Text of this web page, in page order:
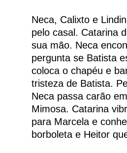
Neca, Calixto e
pelo casal. Catarina
sua mão. Neca
pergunta se Batista
coloca o chapéu e
tristeza de Batista.
Neca passa carão
Mimosa. Catarina
para Marcela e
borboleta e Heitor